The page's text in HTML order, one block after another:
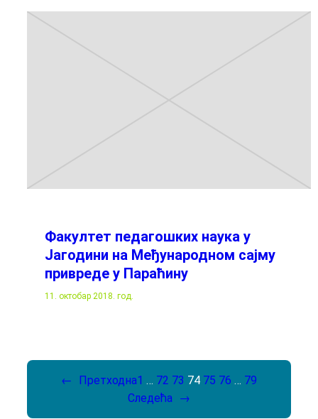
Факултет педагошких наука у
Јагодини на Међународном сајму
привреде у Параћину
11. октобар 2018. год.
← Претходна1 … 72 73 74 75 76 … 79
Следећа →